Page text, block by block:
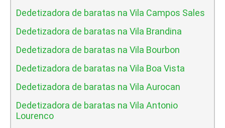
Dedetizadora de baratas na Vila Campos Sales
Dedetizadora de baratas na Vila Brandina
Dedetizadora de baratas na Vila Bourbon
Dedetizadora de baratas na Vila Boa Vista
Dedetizadora de baratas na Vila Aurocan
Dedetizadora de baratas na Vila Antonio
Lourenco